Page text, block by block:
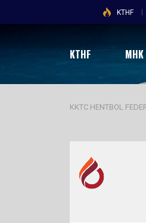
KTHF
KTHF MHK
KKTC HENTBOL